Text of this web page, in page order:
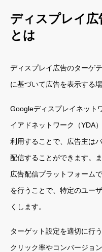
ディスプレイ
とは
ディスプレイ広告のターゲ
に基づいて広告を表示する
Googleディスプレイネット
イアドネットワーク（YDA
利用することで、広告主は
配信することができます。
広告配信プラットフォーム
を行うことで、特定のユー
くします。
ターゲット設定を適切に行
クリック率やコンバージョ